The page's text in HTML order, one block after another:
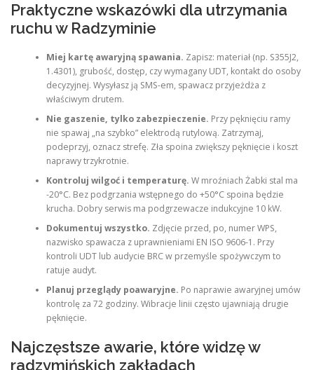
Praktyczne wskazówki dla utrzymania
ruchu w Radzyminie
Miej kartę awaryjną spawania. Zapisz: materiał (np. S355J2,
1.4301), grubość, dostęp, czy wymagany UDT, kontakt do osoby
decyzyjnej. Wysyłasz ją SMS-em, spawacz przyjeżdża z
właściwym drutem.
Nie gaszenie, tylko zabezpieczenie. Przy pęknięciu ramy
nie spawaj „na szybko” elektrodą rutylową. Zatrzymaj,
podeprzyj, oznacz strefę. Zła spoina zwiększy pęknięcie i koszt
naprawy trzykrotnie.
Kontroluj wilgoć i temperaturę. W mroźniach Żabki stal ma
-20°C. Bez podgrzania wstępnego do +50°C spoina będzie
krucha. Dobry serwis ma podgrzewacze indukcyjne 10 kW.
Dokumentuj wszystko. Zdjęcie przed, po, numer WPS,
nazwisko spawacza z uprawnieniami EN ISO 9606-1. Przy
kontroli UDT lub audycie BRC w przemyśle spożywczym to
ratuje audyt.
Planuj przeglądy poawaryjne. Po naprawie awaryjnej umów
kontrolę za 72 godziny. Wibracje linii często ujawniają drugie
pęknięcie.
Najczęstsze awarie, które widzę w
radzymińskich zakładach